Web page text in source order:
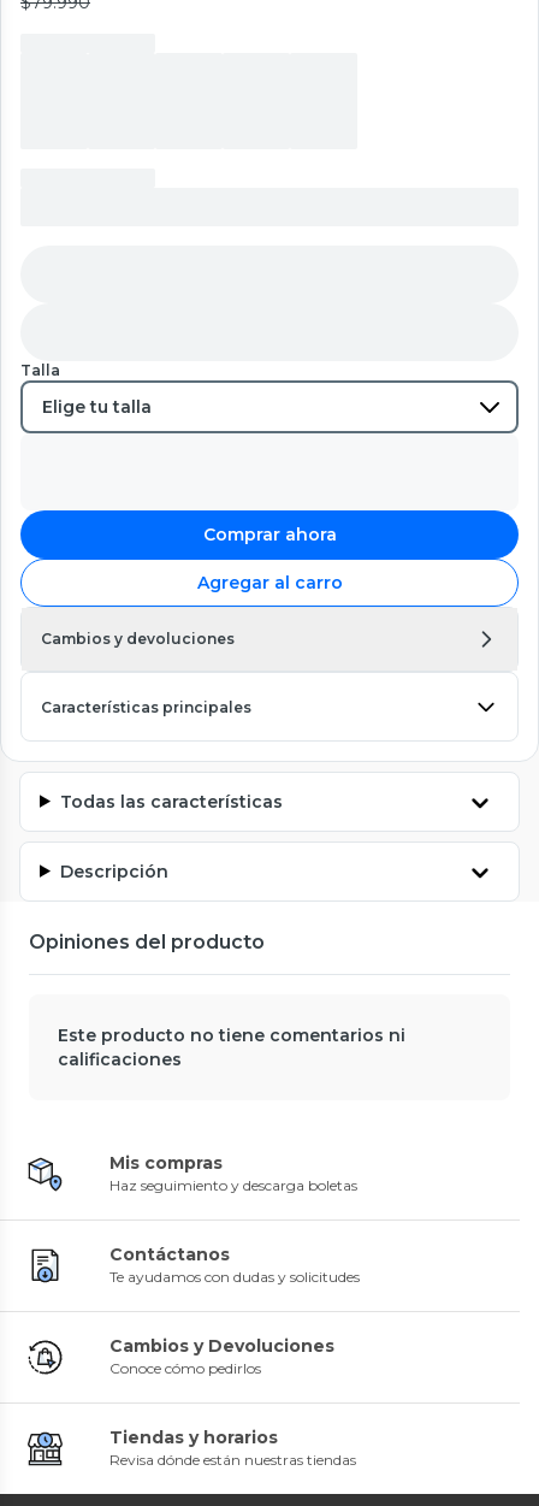
Talla
Comprar ahora
Agregar al carro
Cambios y devoluciones
Características principales
Todas las características
Descripción
Opiniones del producto
Este producto no tiene comentarios ni
calificaciones
Mis compras
Haz seguimiento y descarga boletas
Contáctanos
Te ayudamos con dudas y solicitudes
Cambios y Devoluciones
Conoce cómo pedirlos
Tiendas y horarios
Revisa dónde están nuestras tiendas